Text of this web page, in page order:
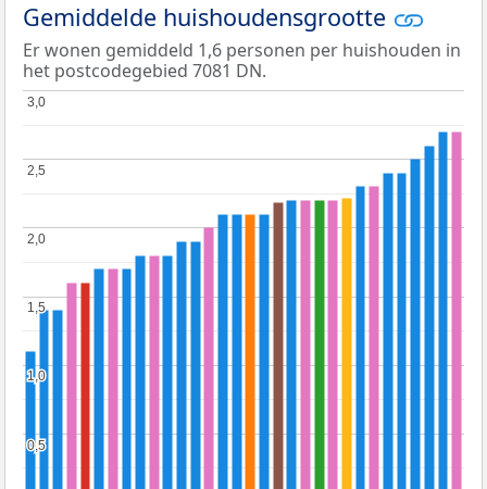
Gemiddelde huishoudensgrootte
Er wonen gemiddeld 1,6 personen per huishouden in
het postcodegebied 7081 DN.
0,5
0,5
1,0
1,0
1,5
1,5
2,0
2,0
2,5
2,5
3,0
3,0